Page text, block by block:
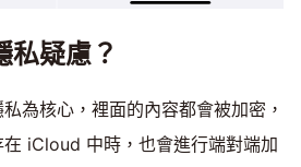
私疑慮？
私為核心，裡面的內容都會被加密，
iCloud 中時，也會進行端對端加